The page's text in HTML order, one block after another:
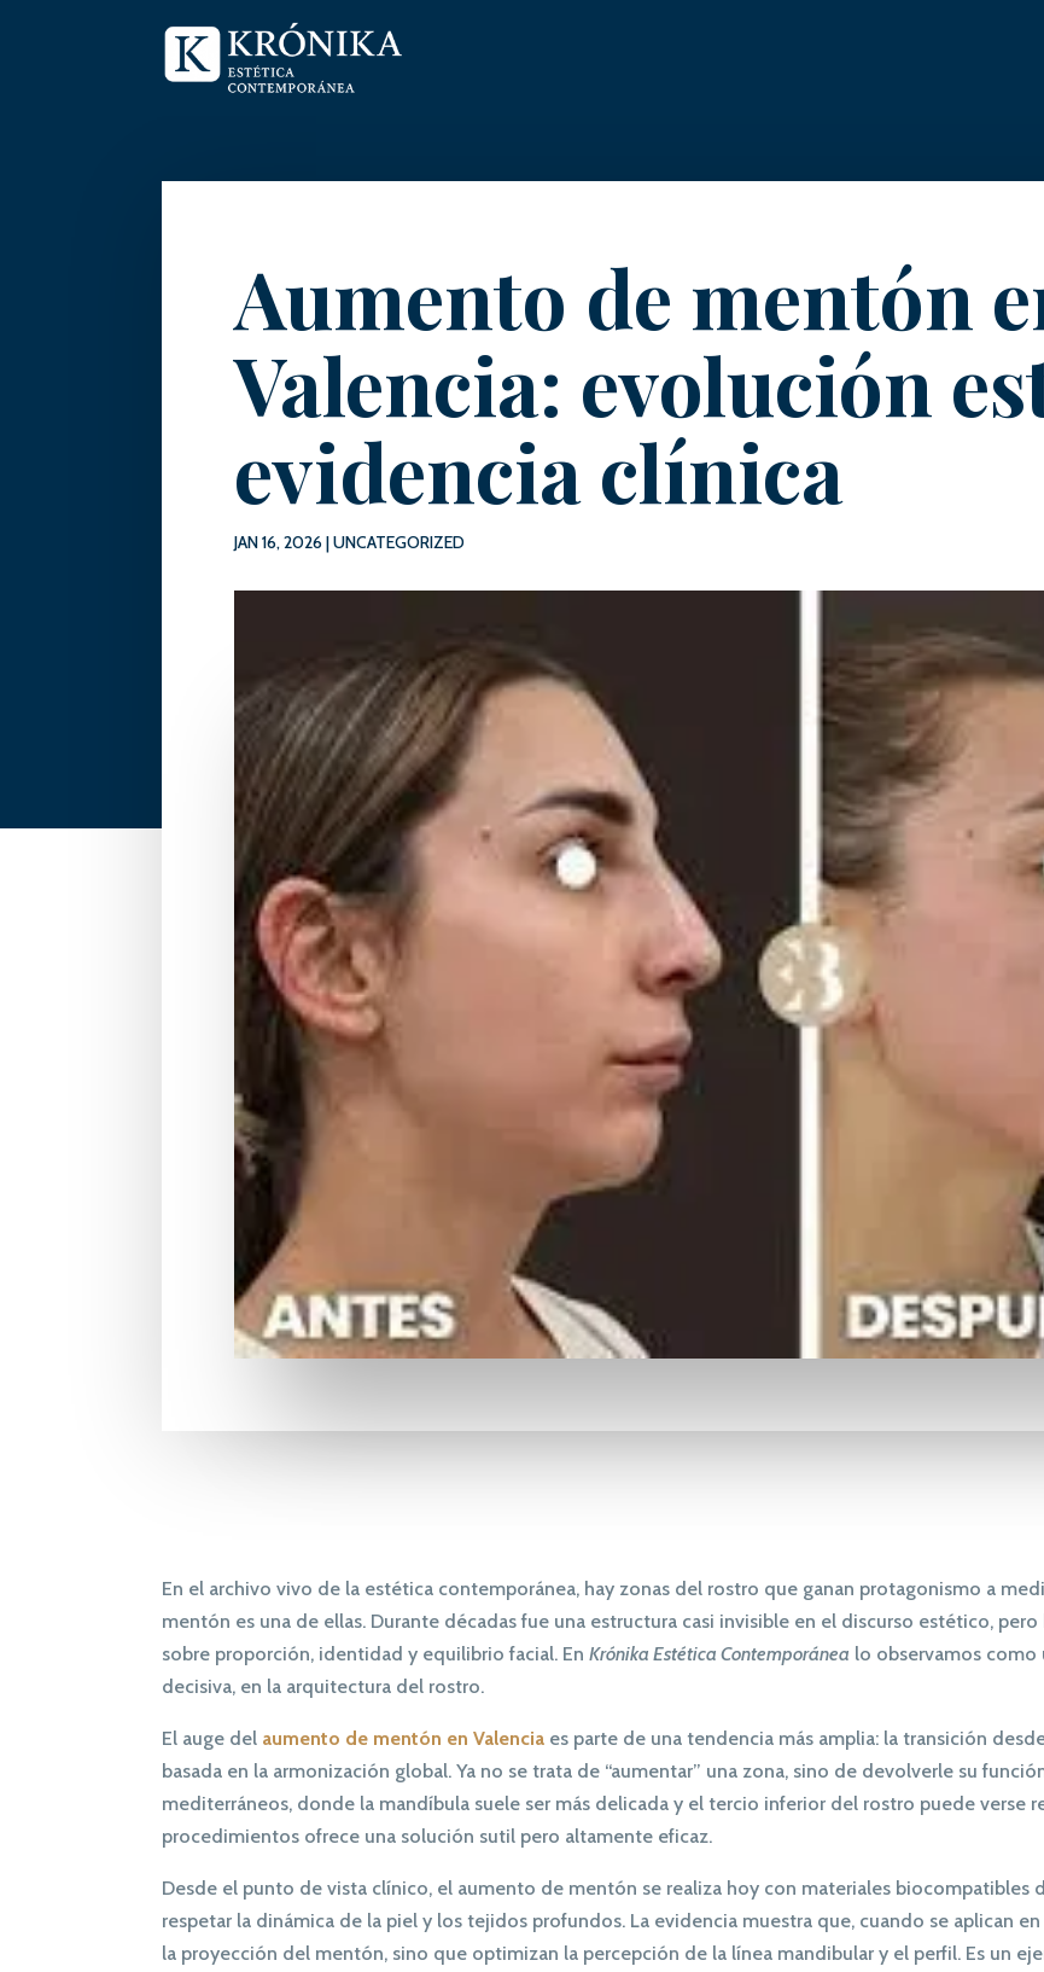
Aumento de mentón
Valencia: evolución
evidencia clínica
JAN 16, 2026 |UNCATEGORIZED
En el archivo vivo de la estética contemporánea, hay zonas del rostro que ganan protagonismo a
mentón es una de ellas. Durante décadas fue una estructura casi invisible en el discurso estético,
sobre proporción, identidad y equilibrio facial. EnKrónika Estética Contemporánea lo observamos como
decisiva, en la arquitectura del rostro.
El auge del aumento de mentón en Valencia es parte de una tendencia más amplia: la transición
basada en la armonización global. Ya no se trata de “aumentar” una zona, sino de devolverle su
mediterráneos, donde la mandíbula suele ser más delicada y el tercio inferior del rostro puede
procedimientos ofrece una solución sutil pero altamente eficaz.
Desde el punto de vista clínico, el aumento de mentón se realiza hoy con materiales biocompatibles
respetar la dinámica de la piel y los tejidos profundos. La evidencia muestra que, cuando se aplican
la proyección del mentón, sino que optimizan la percepción de la línea mandibular y el perfil. Es un